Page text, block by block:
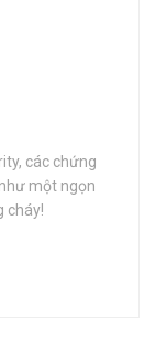
các chứng
như một ngọn
cháy!